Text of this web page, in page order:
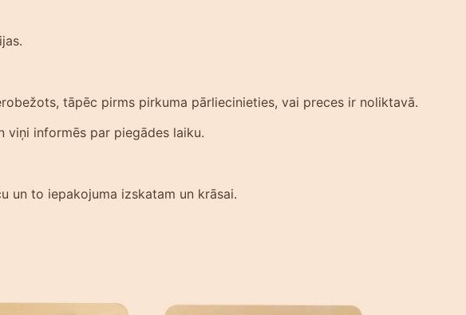
tāpēc pirms pirkuma pārliecinieties, vai preces ir noliktavā.
viņi informēs par piegādes laiku.
un to iepakojuma izskatam un krāsai.